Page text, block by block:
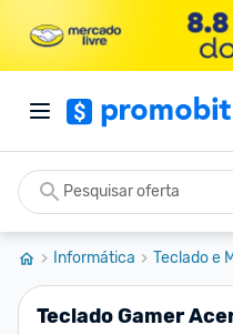
Informática Teclado e
Teclado Gamer